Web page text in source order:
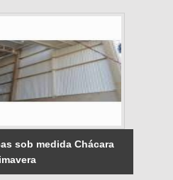
sob medida Chácara